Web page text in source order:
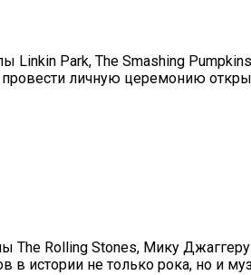
Linkin Park, The Smashing
личную церемонию
The Rolling Stones, Мику
в истории не только рока, но и